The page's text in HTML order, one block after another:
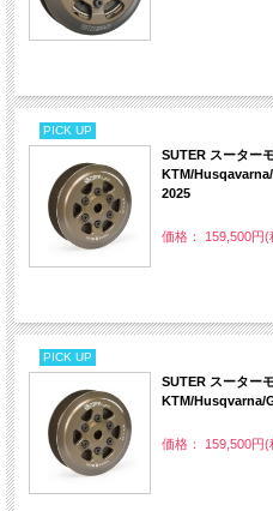
PICK UP
SUTER スーター
KTM/
2025
価格： 159,500円(
PICK UP
SUTER スーター
KTM/Husqvarna/
価格： 159,500円(